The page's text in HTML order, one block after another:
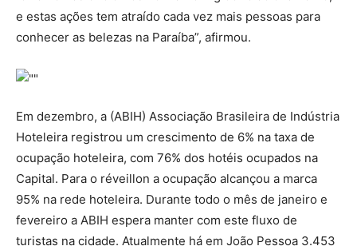
e estas ações tem atraído cada vez mais pessoas para
conhecer as belezas na Paraíba”, afirmou.
Em dezembro, a (ABIH) Associação Brasileira de Indústria
Hoteleira registrou um crescimento de 6% na taxa de
ocupação hoteleira, com 76% dos hotéis ocupados na
Capital. Para o réveillon a ocupação alcançou a marca
95% na rede hoteleira. Durante todo o mês de janeiro e
fevereiro a ABIH espera manter com este fluxo de
turistas na cidade. Atualmente há em João Pessoa 3.453